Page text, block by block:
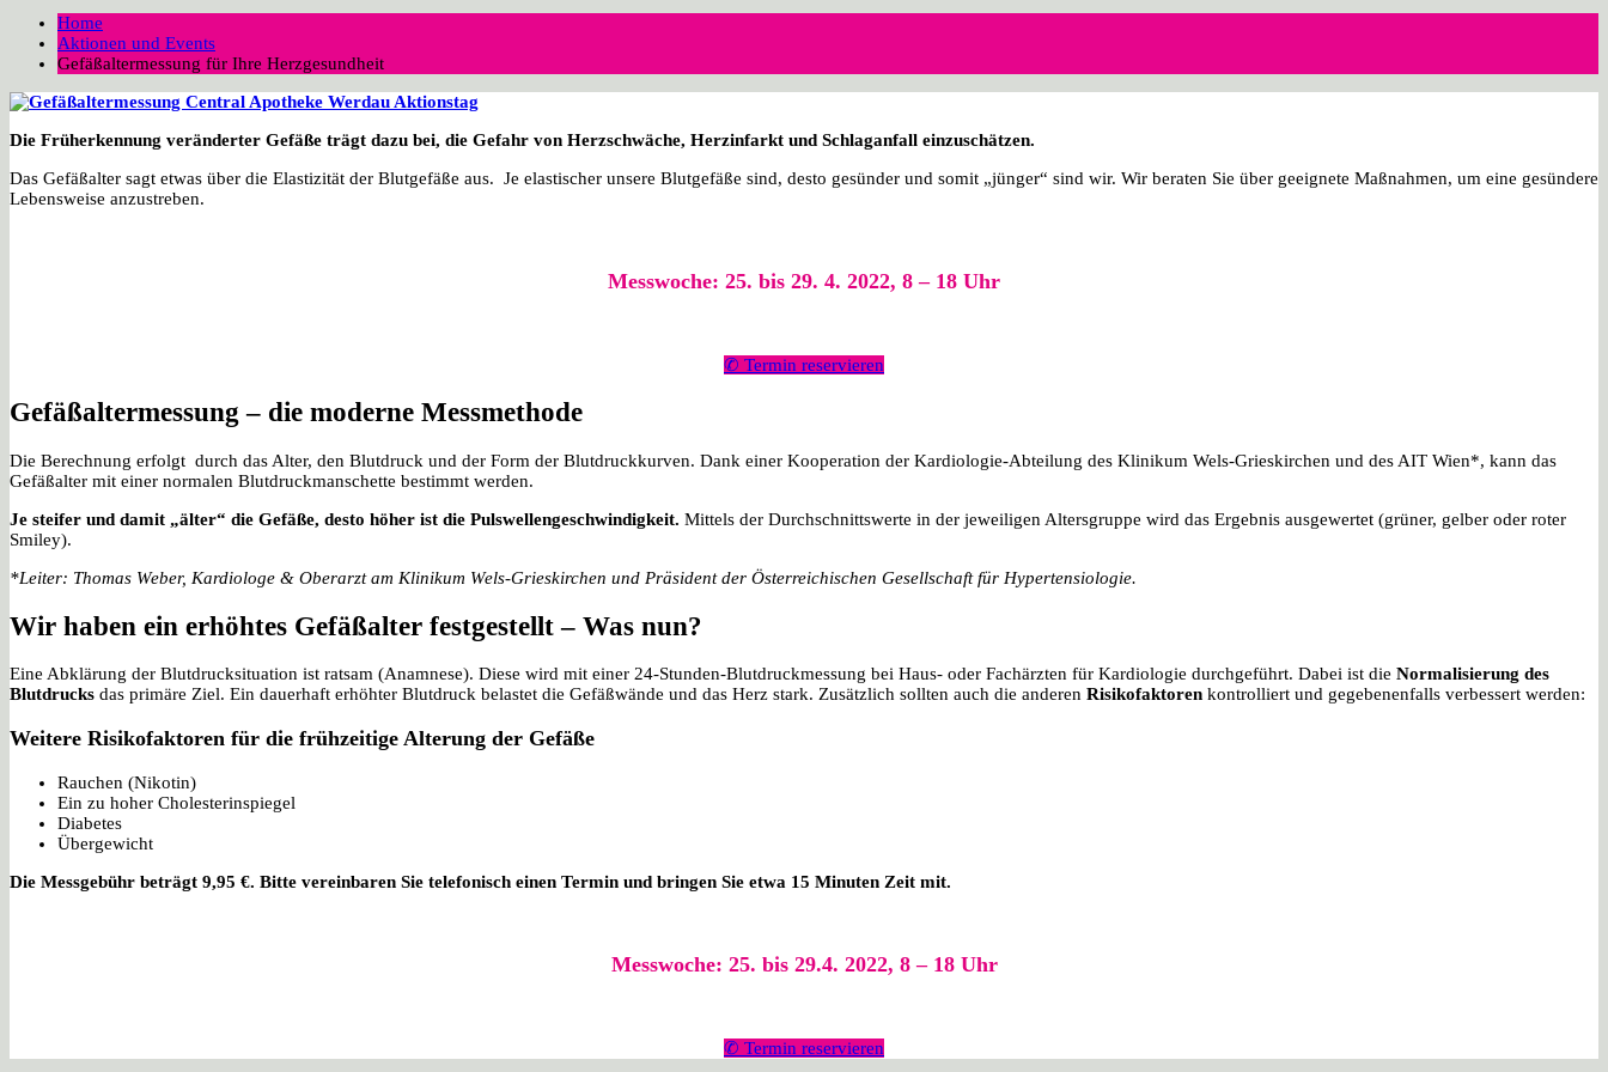
Home
Aktionen und Events
Gefäßaltermessung für Ihre Herzgesundheit
Die Früherkennung veränderter Gefäße trägt dazu bei, die Gefahr von Herzschwäche, Herzinfarkt und Schlaganfall einzuschätzen.
Das Gefäßalter sagt etwas über die Elastizität der Blutgefäße aus. Je elastischer unsere Blutgefäße sind, desto gesünder und somit „jünger“ sind wir. Wir beraten Sie über geeignete Maßnahmen, um eine gesündere
Lebensweise anzustreben.
Messwoche: 25. bis 29. 4. 2022, 8 – 18 Uhr
✆ Termin reservieren
Gefäßaltermessung – die moderne Messmethode
Die Berechnung erfolgt durch das Alter, den Blutdruck und der Form der Blutdruckkurven. Dank einer Kooperation der Kardiologie-Abteilung des Klinikum Wels-Grieskirchen und des AIT Wien*, kann das
Gefäßalter mit einer normalen Blutdruckmanschette bestimmt werden.
Je steifer und damit „älter“ die Gefäße, desto höher ist die Pulswellengeschwindigkeit. Mittels der Durchschnittswerte in der jeweiligen Altersgruppe wird das Ergebnis ausgewertet (grüner, gelber oder roter
Smiley).
*Leiter: Thomas Weber, Kardiologe & Oberarzt am Klinikum Wels-Grieskirchen und Präsident der Österreichischen Gesellschaft für Hypertensiologie.
Wir haben ein erhöhtes Gefäßalter festgestellt – Was nun?
Eine Abklärung der Blutdrucksituation ist ratsam (Anamnese). Diese wird mit einer 24-Stunden-Blutdruckmessung bei Haus- oder Fachärzten für Kardiologie durchgeführt. Dabei ist die Normalisierung des
Blutdrucks das primäre Ziel. Ein dauerhaft erhöhter Blutdruck belastet die Gefäßwände und das Herz stark. Zusätzlich sollten auch die anderen Risikofaktoren kontrolliert und gegebenenfalls verbessert werden:
Weitere Risikofaktoren für die frühzeitige Alterung der Gefäße
Rauchen (Nikotin)
Ein zu hoher Cholesterinspiegel
Diabetes
Übergewicht
Die Messgebühr beträgt 9,95 €. Bitte vereinbaren Sie telefonisch einen Termin und bringen Sie etwa 15 Minuten Zeit mit.
Messwoche: 25. bis 29.4. 2022, 8 – 18 Uhr
✆ Termin reservieren